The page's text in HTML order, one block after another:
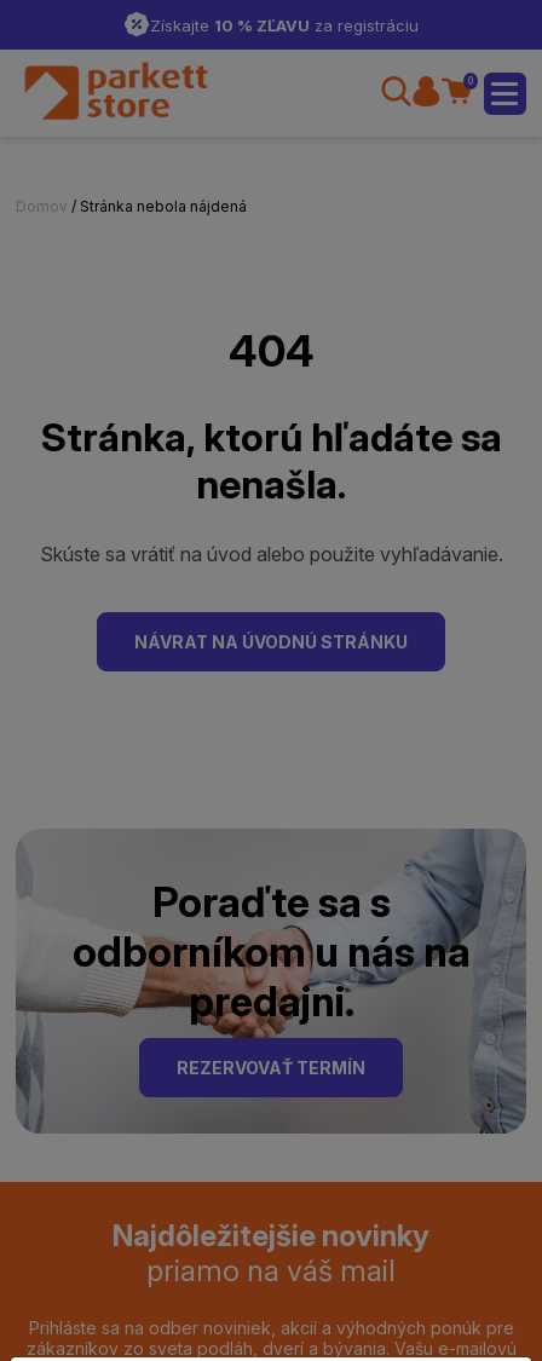
Získajte 10 % ZĽAVU za registráciu
0
Domov / Stránka nebola nájdená
404
Stránka, ktorú hľadáte sa
nenašla.
Skúste sa vrátiť na úvod alebo použite vyhľadávanie.
NÁVRAT NA ÚVODNÚ STRÁNKU
Poraďte sa s
odborníkom u nás na
predajni.
REZERVOVAŤ TERMÍN
Najdôležitejšie novinky
priamo na váš mail
Prihláste sa na odber noviniek, akcií a výhodných ponúk pre
zákazníkov zo sveta podláh, dverí a bývania. Vašu e-mailovú